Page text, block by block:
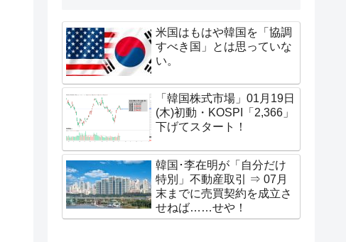
米国はもはや韓国を「協調
すべき国」とは思っていな
い。
「韓国株式市場」01月19日
(木)初動・KOSPI「2,366」
下げてスタート！
韓国･李在明が「自分だけ
特別」不動産取引 ⇒ 07月
末までに売買契約を成立さ
せねば……せや！